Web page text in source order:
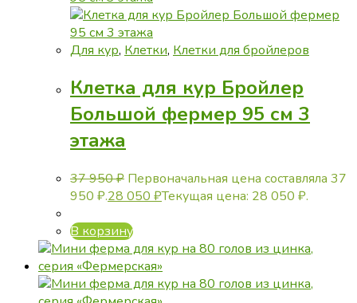
Для кур, Клетки, Клетки для бройлеров
Клетка для кур Бройлер
Большой фермер 95 см 3
этажа
37 950₽ Первоначальная цена составляла 37
950 ₽.28 050 ₽Текущая цена: 28 050 ₽.
В корзину